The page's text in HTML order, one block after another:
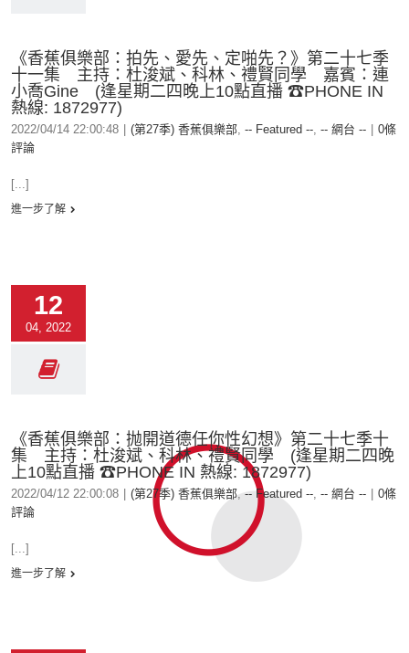
《香蕉俱樂部：拍先、愛先、定啪先？》第二十七季
十一集 主持：杜浚斌、科林、禮賢同學 嘉賓：連
小喬Gine (逢星期二四晚上10點直播 ☎PHONE IN
熱線: 1872977)
2022/04/14 22:00:48 (第27季) 香蕉俱樂部, -- Featured --, -- 網台 --
0條
評論
[...]
進一步了解
12
04, 2022
《香蕉俱樂部：抛開道德任你性幻想》第二十七季十
集 主持：杜浚斌、科林、禮賢同學 (逢星期二四晚
上10點直播 ☎PHONE IN 熱線: 1872977)
2022/04/12 22:00:08 (第27季) 香蕉俱樂部,-- Featured --, -- 網台 --
0條
評論
[...]
進一步了解